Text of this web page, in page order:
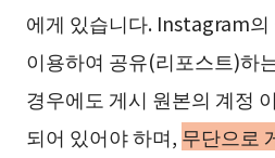
에게 있습니다. Instagram
이용하여 공유(리포스트)하
경우에도 게시 원본의 계정
되어 있어야 하며, 무단으로